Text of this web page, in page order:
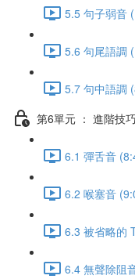
5.5 句子弱音
5.6 句尾語調
5.7 句中語調
第6單元 ： 進階技
6.1 彈舌音
6.2 喉塞音
6.3 被省略的
6.4 無聲除阻